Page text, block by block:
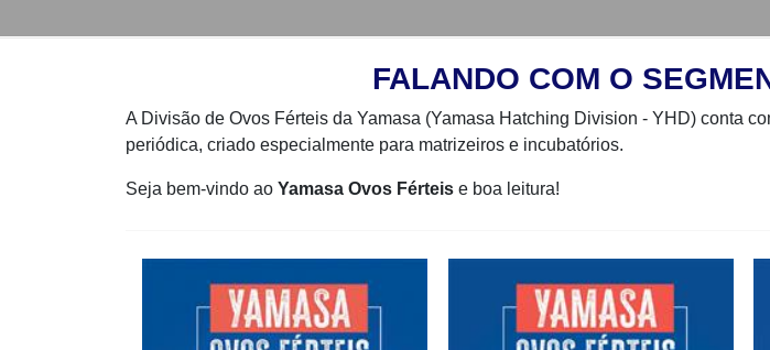
FALANDO COM O
A Divisão de Ovos Férteis da Yamasa (Yamasa Hatching Division - YHD) conta
periódica, criado especialmente para matrizeiros e incubatórios.
Seja bem-vindo ao Yamasa Ovos Férteis e boa leitura!